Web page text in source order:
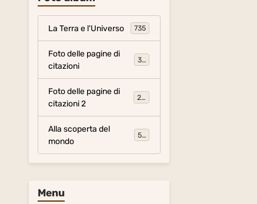
La Terra e l'Universo 735
Foto delle pagine di
citazioni
317
Foto delle pagine di
citazioni 2
281
Alla scoperta del
mondo
54
Menu